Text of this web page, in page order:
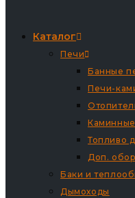
Каталог
Печи
Банные
Печи-
Топливо
Доп.
Баки и
Дымоходы